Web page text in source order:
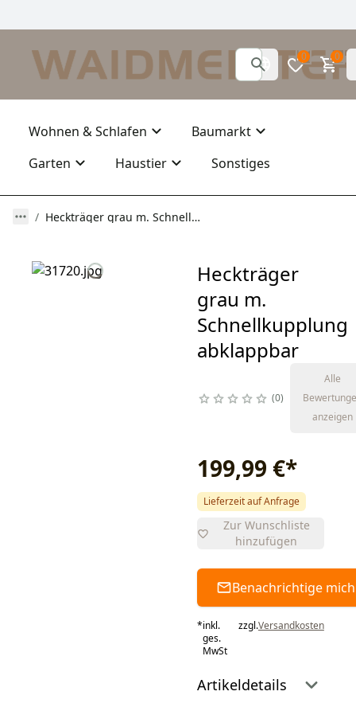
0 0
Wohnen & Schlafen
Baumarkt
Garten
Haustier Sonstiges
Heckträger grau m. Schnellkupplung abklappbar
Heckträger
grau m.
Schnellkupplung
abklappbar
0
Alle
anzeigen
199,99 €*
Lieferzeit auf Anfrage
Zur Wunschliste
hinzufügen
Benachrichtige mich
*inkl.
ges.
MwSt
zzgl.Versandkosten
Artikeldetails